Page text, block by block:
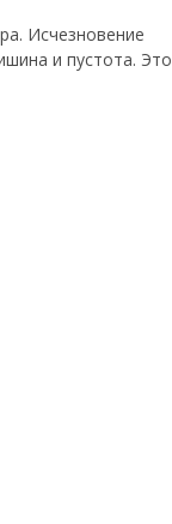
Исчезновение
и пустота. Это